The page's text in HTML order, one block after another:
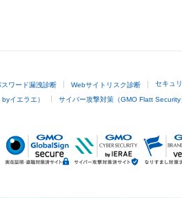
スワード漏洩診断 Webサイトリスク診断 セキュ
イエラエ） サイバー攻撃対策（GMO Flatt Security